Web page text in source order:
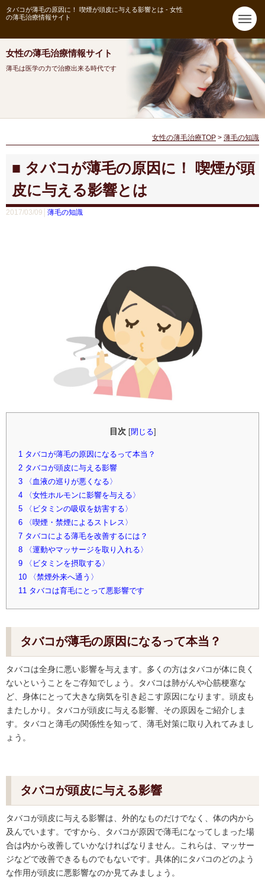
タバコが薄毛の原因に！ 喫煙が頭皮に与える影響とは - 女性
の薄毛治療情報サイト
女性の薄毛治療情報サイト
薄毛は医学の力で治療出来る時代です
女性の薄毛治療TOP > 薄毛の知識
タバコが薄毛の原因に！ 喫煙が頭
皮に与える影響とは
2017/03/09│ 薄毛の知識
目次 閉じる
1 タバコが薄毛の原因になるって本当？
2 タバコが頭皮に与える影響
3 〈血液の巡りが悪くなる〉
4 〈女性ホルモンに影響を与える〉
5 〈ビタミンの吸収を妨害する〉
6 〈喫煙・禁煙によるストレス〉
7 タバコによる薄毛を改善するには？
8 〈運動やマッサージを取り入れる〉
9 〈ビタミンを摂取する〉
10 〈禁煙外来へ通う〉
11 タバコは育毛にとって悪影響です
タバコが薄毛の原因になるって本当？
タバコは全身に悪い影響を与えます。多くの方はタバコが体に良く
ないということをご存知でしょう。タバコは肺がんや心筋梗塞な
ど、身体にとって大きな病気を引き起こす原因になります。頭皮も
またしかり。タバコが頭皮に与える影響、その原因をご紹介しま
す。タバコと薄毛の関係性を知って、薄毛対策に取り入れてみまし
ょう。
タバコが頭皮に与える影響
タバコが頭皮に与える影響は、外的なものだけでなく、体の内から
及んでいます。ですから、タバコが原因で薄毛になってしまった場
合は内から改善していかなければなりません。これらは、マッサー
ジなどで改善できるものでもないです。具体的にタバコのどのよう
な作用が頭皮に悪影響なのか見てみましょう。